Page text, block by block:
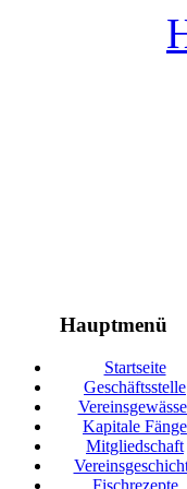
Hauptmenü
Startseite
Geschäftsstelle
Kapitale Fänge
Mitgliedschaft
Fischrezepte